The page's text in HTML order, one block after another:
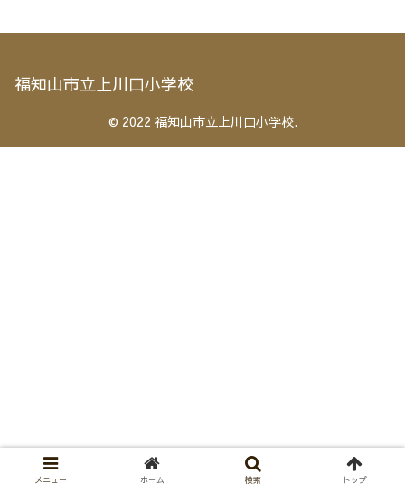
福知山市立上川口小学校
© 2022 福知山市立上川口小学校.
メニュー ホーム 検索 トップ